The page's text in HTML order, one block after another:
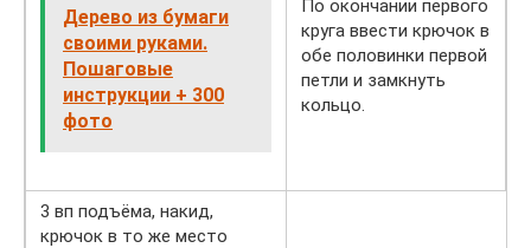
Дерево из бумаги
своими руками.
Пошаговые
инструкции + 300
фото
По окончании первого
круга ввести крючок в
обе половинки первой
петли и замкнуть
кольцо.
3 вп подъёма, накид,
крючок в то же место